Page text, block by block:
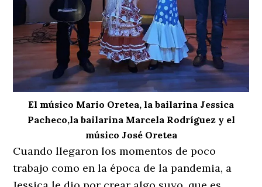
El músico Mario Oretea, la bailarina Jessica
Pacheco,la bailarina Marcela Rodríguez y el
músico José Oretea
Cuando llegaron los momentos de poco
trabajo como en la época de la pandemia, a